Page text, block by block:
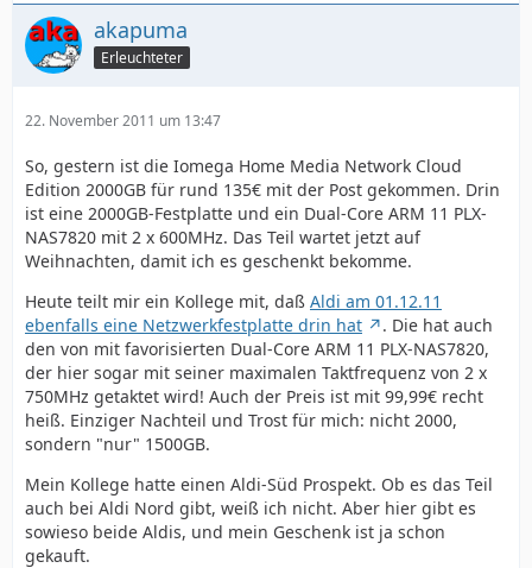
akapuma
Erleuchteter
22. November 2011 um 13:47
So, gestern ist die Iomega Home Media Network Cloud
Edition 2000GB für rund 135€ mit der Post gekommen. Drin
ist eine 2000GB-Festplatte und ein Dual-Core ARM 11 PLX-
NAS7820 mit 2 x 600MHz. Das Teil wartet jetzt auf
Weihnachten, damit ich es geschenkt bekomme.
Heute teilt mir ein Kollege mit, daß Aldi am 01.12.11
ebenfalls eine Netzwerkfestplatte drin hat
. Die hat auch
den von mit favorisierten Dual-Core ARM 11 PLX-NAS7820,
der hier sogar mit seiner maximalen Taktfrequenz von 2 x
750MHz getaktet wird! Auch der Preis ist mit 99,99€ recht
heiß. Einziger Nachteil und Trost für mich: nicht 2000,
sondern "nur" 1500GB.
Mein Kollege hatte einen Aldi-Süd Prospekt. Ob es das Teil
auch bei Aldi Nord gibt, weiß ich nicht. Aber hier gibt es
sowieso beide Aldis, und mein Geschenk ist ja schon
gekauft.